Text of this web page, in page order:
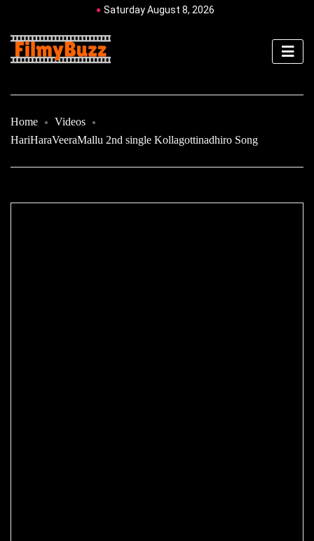
Saturday August 8, 2026
Home
Videos
HariHaraVeeraMallu 2nd single Kollagottinadhiro Song